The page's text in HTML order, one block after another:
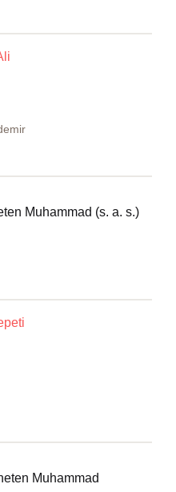
Muhammad (s. a. s.)
Muhammad